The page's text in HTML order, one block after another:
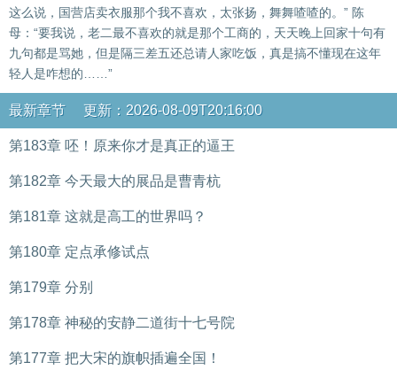
这么说，国营店卖衣服那个我不喜欢，太张扬，舞舞喳喳的。” 陈
母：“要我说，老二最不喜欢的就是那个工商的，天天晚上回家十句有
九句都是骂她，但是隔三差五还总请人家吃饭，真是搞不懂现在这年
轻人是咋想的……”
最新章节 更新：2026-08-09T20:16:00
第183章 呸！原来你才是真正的逼王
第182章 今天最大的展品是曹青杭
第181章 这就是高工的世界吗？
第180章 定点承修试点
第179章 分别
第178章 神秘的安静二道街十七号院
第177章 把大宋的旗帜插遍全国！